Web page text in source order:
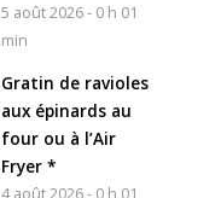
5 août 2026 - 0 h 01
min
Gratin de ravioles
aux épinards au
four ou à l’Air
Fryer *
4 août 2026 - 0 h 01